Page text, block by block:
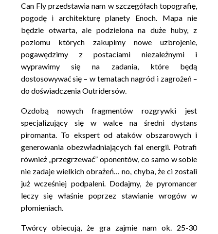
Can Fly przedstawia nam w szczegółach topografię,
pogodę i architekturę planety Enoch. Mapa nie
będzie otwarta, ale podzielona na duże huby, z
poziomu których zakupimy nowe uzbrojenie,
pogawędzimy z postaciami niezależnymi i
wyprawimy się na zadania, które będą
dostosowywać się – w tematach nagród i zagrożeń –
do doświadczenia Outridersów.
Ozdobą nowych fragmentów rozgrywki jest
specjalizujący się w walce na średni dystans
piromanta. To ekspert od ataków obszarowych i
generowania obezwładniających fal energii. Potrafi
również „przegrzewać” oponentów, co samo w sobie
nie zadaje wielkich obrażeń… no, chyba, że ci zostali
już wcześniej podpaleni. Dodajmy, że pyromancer
leczy się właśnie poprzez stawianie wrogów w
płomieniach.
Twórcy obiecują, że gra zajmie nam ok. 25-30